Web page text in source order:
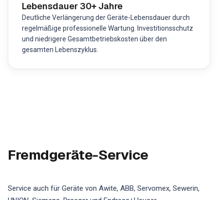
Lebensdauer 30+ Jahre
Deutliche Verlängerung der Geräte-Lebensdauer durch
regelmäßige professionelle Wartung. Investitionsschutz
und niedrigere Gesamtbetriebskosten über den
gesamten Lebenszyklus.
Fremdgeräte-Service
Service auch für Geräte von Awite, ABB, Servomex, Sewerin,